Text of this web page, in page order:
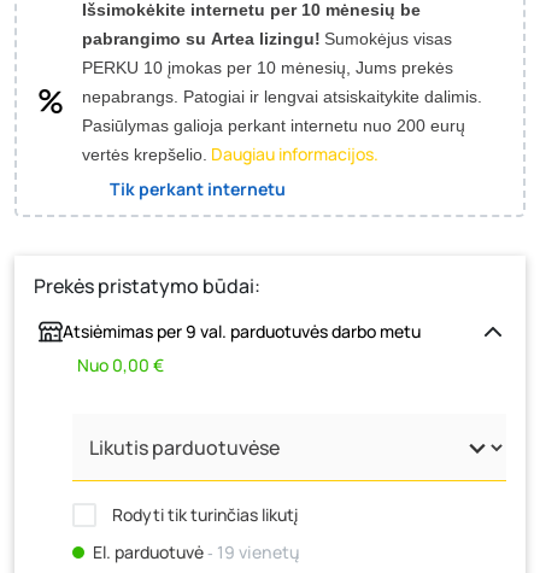
Išsimokėkite internetu per 10 mėnesių be
pabrangimo su Artea lizingu! Sumokėjus visas
PERKU 10 įmokas per 10 mėnesių, Jums prekės
nepabrangs. Patogiai ir lengvai atsiskaitykite dalimis.
Pasiūlymas galioja perkant internetu nuo 200 eurų
vertės krepšelio. Daugiau informacijos.
Tik perkant internetu
Prekės pristatymo būdai:
Atsiėmimas per 9 val. parduotuvės darbo metu
Nuo 0,00 €
Rodyti tik turinčias likutį
El. parduotuvė‐ 19 vienetų